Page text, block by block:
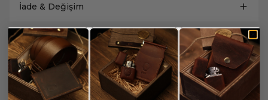
İade & Değişim
Yorumlar Yorum Yap
Bu ürün için henüz yorum yapılmamış.